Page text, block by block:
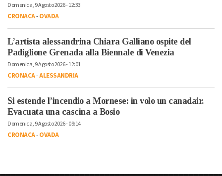
Domenica, 9 Agosto 2026 - 12:33
CRONACA-OVADA
L’artista alessandrina Chiara Galliano ospite del
Padiglione Grenada alla Biennale di Venezia
Domenica, 9 Agosto 2026 - 12:01
CRONACA-ALESSANDRIA
Si estende l’incendio a Mornese: in volo un canadair.
Evacuata una cascina a Bosio
Domenica, 9 Agosto 2026 - 09:14
CRONACA-OVADA